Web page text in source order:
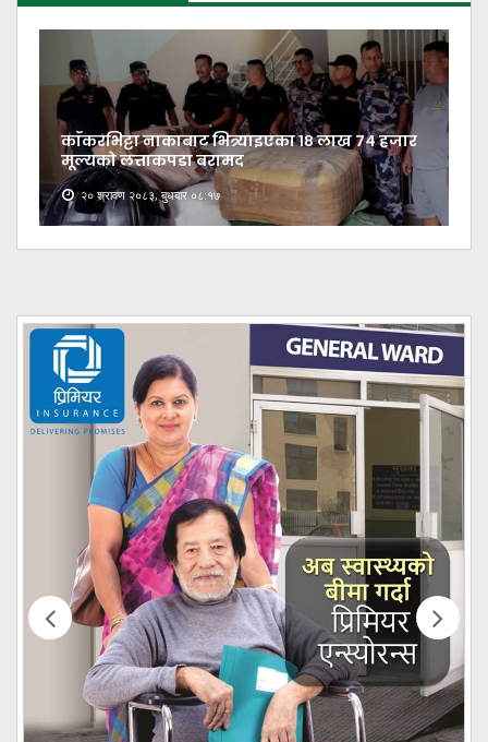
काँकरभिट्टा नाकाबाट भित्र्याइएका १८ लाख ७४ हजार
मूल्यकाे लत्ताकपडा बरामद
२० श्रावण २०८३, बुधबार ०८:१७